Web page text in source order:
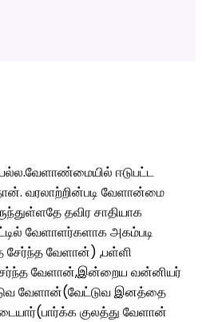
ஈடுபட்ட
வரலாற்றின்படி வேளான்மை
தவிர சாதியாக
வேளாளர்களாக அகம்படி
வேளான்) ,பள்ளி
வேளான்,இன்றைய வன்னியர்
வேளான்(வேட்டுவ இனத்தை
குலத்து வேளான்